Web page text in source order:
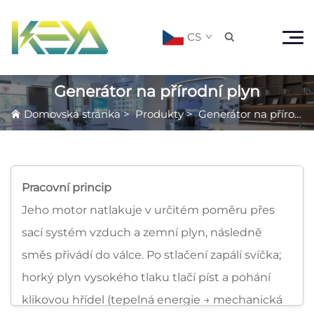
CS 
Generátor na přírodní plyn
Domovská stránka>Produkty>Generátor na přírodní plyn
Pracovní princip
Jeho motor natlakuje v určitém poměru přes
sací systém vzduch a zemní plyn, následně
směs přivádí do válce. Po stlačení zapálí svíčka;
horký plyn vysokého tlaku tlačí píst a pohání
klikovou hřídel (tepelná energie → mechanická